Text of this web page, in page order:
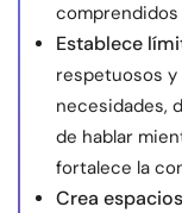
comprendidos
Establece
respetuosos y
necesidades,
de hablar
fortalece la
Crea